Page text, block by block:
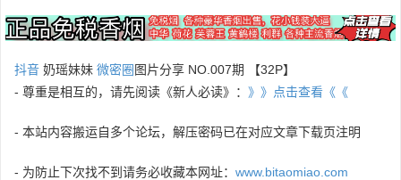
抖音 奶瑶妹妹 微密圈 图片分享 NO.007期 【32P】
- 尊重是相互的，请先阅读《新人必读》： 》》点击查看《《
- 本站内容搬运自多个论坛，解压密码已在对应文章下载页注明
- 为防止下次找不到请务必收藏本网址： www.bitaomiao.com